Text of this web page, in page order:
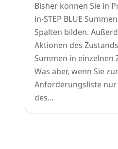
Bisher können Sie in
in-STEP BLUE
Spalten bilden.
Aktionen des
Summen in einzelnen
Was aber, wenn Sie
Anforderungsliste nur
des...